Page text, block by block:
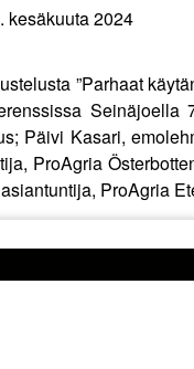
kesäkuuta 2024
”Parhaat
Seinäjoella
Päivi Kasari,
ProAgria
ProAgria